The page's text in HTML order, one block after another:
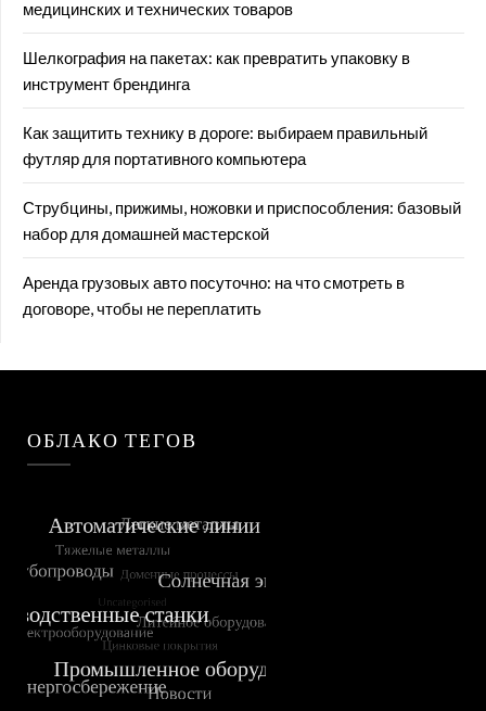
медицинских и технических товаров
Шелкография на пакетах: как превратить упаковку в
инструмент брендинга
Как защитить технику в дороге: выбираем правильный
футляр для портативного компьютера
Струбцины, прижимы, ножовки и приспособления: базовый
набор для домашней мастерской
Аренда грузовых авто посуточно: на что смотреть в
договоре, чтобы не переплатить
ОБЛАКО ТЕГОВ